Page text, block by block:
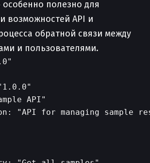
полезно для
возможностей API и
обратной связи между
и пользователями.
API"
"API for managing sample